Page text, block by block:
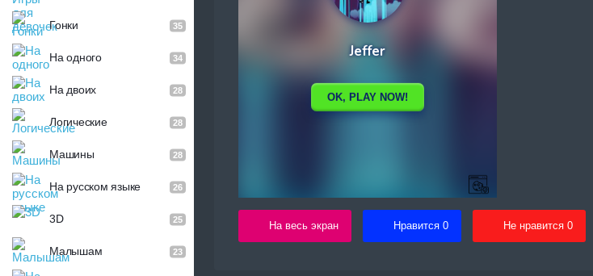
Гонки 35
На одного 34
На двоих 28
Логические 28
Машины 28
На русском языке 26
3D 25
Малышам 23
На весь экран Нравится 0 Не нравится 0